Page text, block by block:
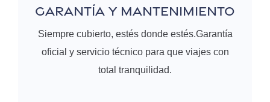
GARANTÍA Y MANTENIMIENTO
Siempre cubierto, estés donde estés.Garantía
oficial y servicio técnico para que viajes con
total tranquilidad.